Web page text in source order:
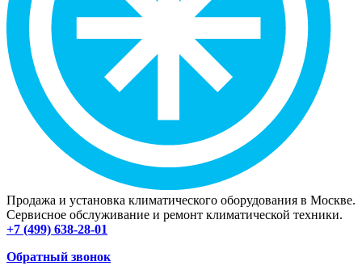
Продажа и установка климатического оборудования в Москве.
Сервисное обслуживание и ремонт климатической техники.
+7 (499) 638-28-01
Обратный звонок